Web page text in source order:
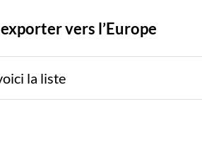
vers l’Europe
la liste